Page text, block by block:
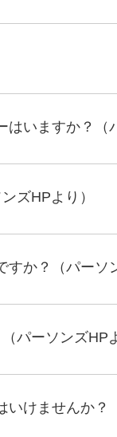
いますか？（
ズHPより）
か？（パーソ
パーソンズHP
いけませんか？